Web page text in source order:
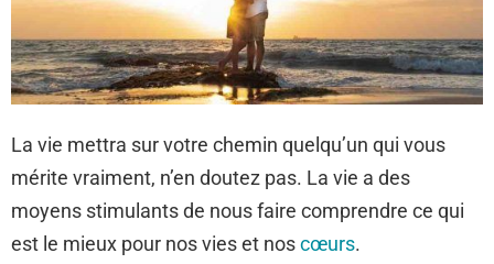
La vie mettra sur votre chemin quelqu’un qui vous
mérite vraiment, n’en doutez pas. La vie a des
moyens stimulants de nous faire comprendre ce qui
est le mieux pour nos vies et noscœurs.